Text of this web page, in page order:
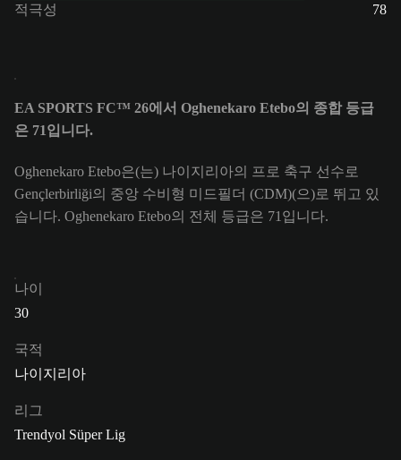
적극성
78
EA SPORTS FC™ 26에서 Oghenekaro Etebo의 종합 등급
은 71입니다.
Oghenekaro Etebo은(는) 나이지리아의 프로 축구 선수로
Gençlerbirliği의 중앙 수비형 미드필더 (CDM)(으)로 뛰고 있
습니다. Oghenekaro Etebo의 전체 등급은 71입니다.
나이
30
국적
나이지리아
리그
Trendyol Süper Lig